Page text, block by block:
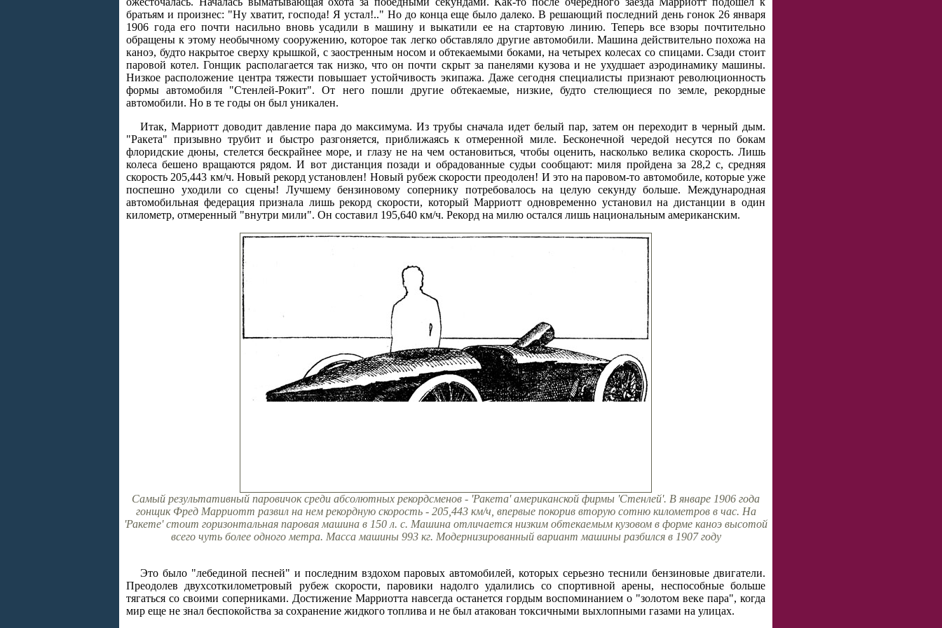
братьям и произнес: "Ну хватит, господа! Я устал!.." Но до конца еще было далеко. В решающий последний день гонок 26 января
1906 года его почти насильно вновь усадили в машину и выкатили ее на стартовую линию. Теперь все взоры почтительно
обращены к этому необычному сооружению, которое так легко обставляло другие автомобили. Машина действительно похожа на
каноэ, будто накрытое сверху крышкой, с заостренным носом и обтекаемыми боками, на четырех колесах со спицами. Сзади стоит
паровой котел. Гонщик располагается так низко, что он почти скрыт за панелями кузова и не ухудшает аэродинамику машины.
Низкое расположение центра тяжести повышает устойчивость экипажа. Даже сегодня специалисты признают революционность
формы автомобиля "Стенлей-Рокит". От него пошли другие обтекаемые, низкие, будто стелющиеся по земле, рекордные
автомобили. Но в те годы он был уникален.
Итак, Марриотт доводит давление пара до максимума. Из трубы сначала идет белый пар, затем он переходит в черный дым.
"Ракета" призывно трубит и быстро разгоняется, приближаясь к отмеренной миле. Бесконечной чередой несутся по бокам
флоридские дюны, стелется бескрайнее море, и глазу не на чем остановиться, чтобы оценить, насколько велика скорость. Лишь
колеса бешено вращаются рядом. И вот дистанция позади и обрадованные судьи сообщают: миля пройдена за 28,2 с, средняя
скорость 205,443 км/ч. Новый рекорд установлен! Новый рубеж скорости преодолен! И это на паровом-то автомобиле, которые уже
поспешно уходили со сцены! Лучшему бензиновому сопернику потребовалось на целую секунду больше. Международная
автомобильная федерация признала лишь рекорд скорости, который Марриотт одновременно установил на дистанции в один
километр, отмеренный "внутри мили". Он составил 195,640 км/ч. Рекорд на милю остался лишь национальным американским.
Самый результативный паровичок среди абсолютных рекордсменов - 'Ракета' американской фирмы 'Стенлей'. В январе 1906 года
гонщик Фред Марриотт развил на нем рекордную скорость - 205,443 км/ч, впервые покорив вторую сотню километров в час. На
'Ракете' стоит горизонтальная паровая машина в 150 л. с. Машина отличается низким обтекаемым кузовом в форме каноэ высотой
всего чуть более одного метра. Масса машины 993 кг. Модернизированный вариант машины разбился в 1907 году
Это было "лебединой песней" и последним вздохом паровых автомобилей, которых серьезно теснили бензиновые двигатели.
Преодолев двухсоткилометровый рубеж скорости, паровики надолго удалились со спортивной арены, неспособные больше
тягаться со своими соперниками. Достижение Марриотта навсегда останется гордым воспоминанием о "золотом веке пара", когда
мир еще не знал беспокойства за сохранение жидкого топлива и не был атакован токсичными выхлопными газами на улицах.